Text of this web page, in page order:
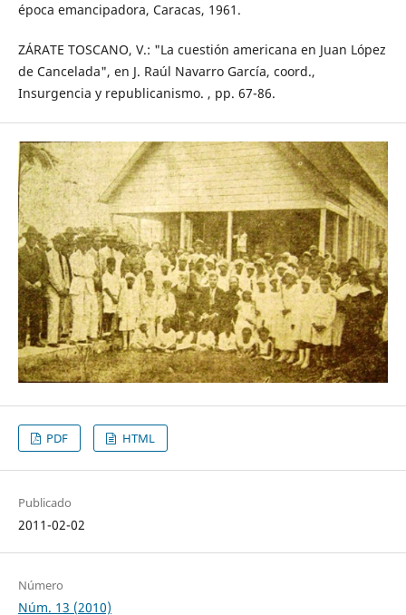
época emancipadora, Caracas, 1961.
ZÁRATE TOSCANO, V.: "La cuestión americana en Juan López
de Cancelada", en J. Raúl Navarro García, coord.,
Insurgencia y republicanismo. , pp. 67-86.
PDF HTML
Publicado
2011-02-02
Número
Núm. 13 (2010)